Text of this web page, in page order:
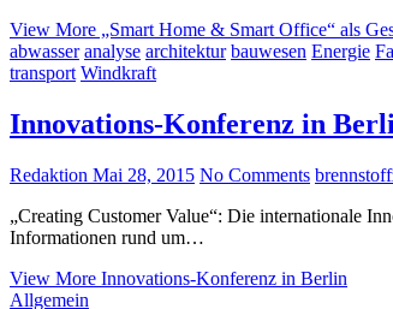
View More „Smart Home & Smart Office“ als
abwasser analyse architektur bauwesen Energie
transport Windkraft
Innovations-Konferenz in
Redaktion Mai 28, 2015 No Comments
„Creating Customer Value“: Die internationale
Informationen rund um…
View More Innovations-Konferenz in Berlin
Allgemein